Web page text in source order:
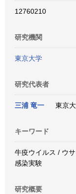
12760210
研究機関
東京大学
研究代表者
三浦 竜一 東京
キーワード
牛疫ウイルス / ウ
感染実験
研究概要